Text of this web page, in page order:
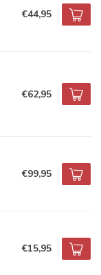
€44,95
€62,95
€99,95
€15,95